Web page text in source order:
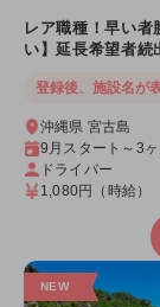
レア職種！早い
い】延長希望者続
登録後、施設名が
沖縄県 宮古島
9月スタート～3ヶ
ドライバー
1,080円
（時給）